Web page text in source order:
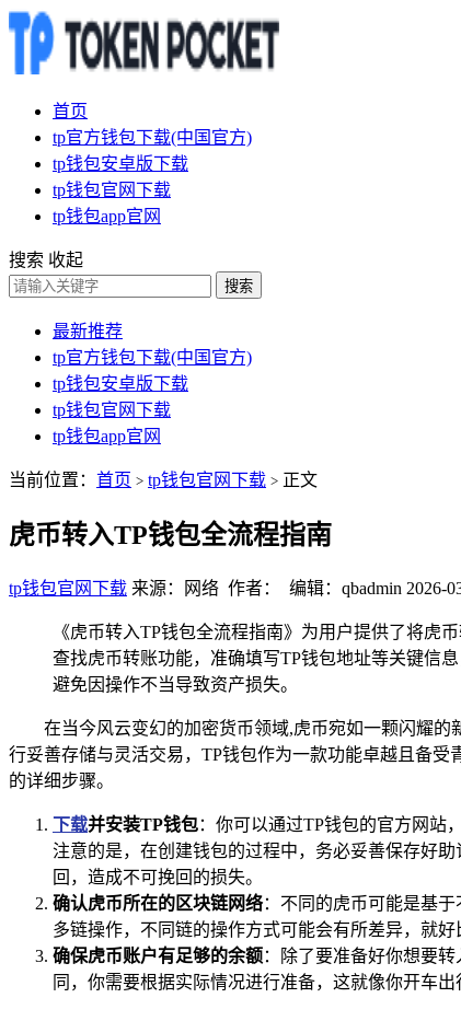
首页
tp官方钱包下载(中国官方)
tp钱包安卓版下载
tp钱包官网下载
tp钱包app官网
搜索 收起
搜索
最新推荐
tp官方钱包下载(中国官方)
tp钱包安卓版下载
tp钱包官网下载
tp钱包app官网
当前位置： 首页 > tp钱包官网下载 > 正文
虎币转入TP钱包全流程指南
tp钱包官网下载 来源：网络 作者： 编辑：qbadmin 2026-
《虎币转入TP钱包全流程指南》为用户提供了将虎
查找虎币转账功能，准确填写TP钱包地址等关键信
避免因操作不当导致资产损失。
在当今风云变幻的加密货币领域,虎币宛如一颗闪耀的
行妥善存储与灵活交易，TP钱包作为一款功能卓越且备
的详细步骤。
下载并安装TP钱包：你可以通过TP钱包的官方网站
注意的是，在创建钱包的过程中，务必妥善保存好
回，造成不可挽回的损失。
确认虎币所在的区块链网络：不同的虎币可能是基
多链操作，不同链的操作方式可能会有所差异，就
确保虎币账户有足够的余额：除了要准备好你想要
同，你需要根据实际情况进行准备，这就像你开车